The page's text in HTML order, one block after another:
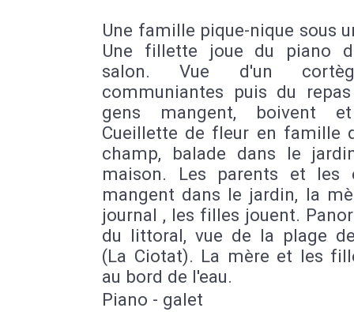
Une famille pique-nique sous
Une fillette joue du piano
salon. Vue d'un
communiantes puis du
gens mangent, boivent
Cueillette de fleur en famille
champ, balade dans le
maison. Les parents et les
mangent dans le jardin, la
journal , les filles jouent.
du littoral, vue de la plage
(La Ciotat). La mère et les
au bord de l'eau.
Piano - galet